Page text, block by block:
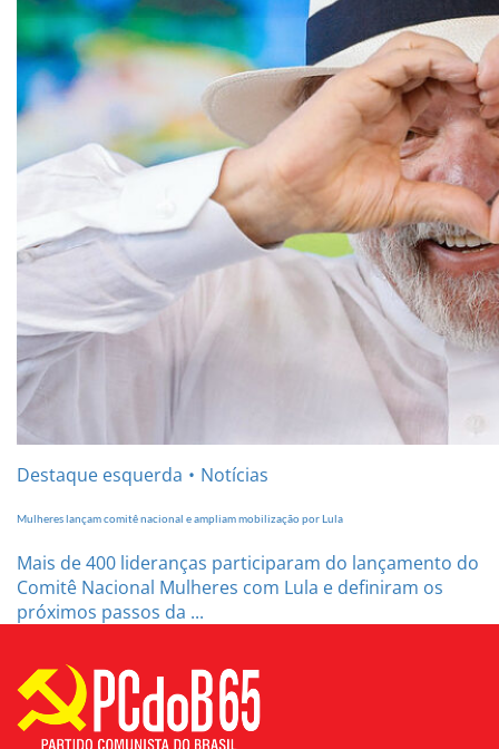
Destaque esquerda Notícias
Mulheres lançam comitê nacional e ampliam mobilização por Lula
Mais de 400 lideranças participaram do lançamento do
Comitê Nacional Mulheres com Lula e definiram os
próximos passos da ...